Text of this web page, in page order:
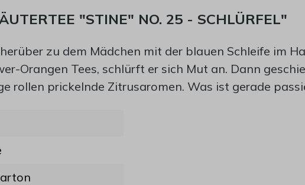
"STINE" NO. 25 - SCHLÜRFEL"
zu dem Mädchen mit der blauen Schleife im
Orangen Tees, schlürft er sich Mut an. Dann
rollen prickelnde Zitrusaromen. Was ist gerade